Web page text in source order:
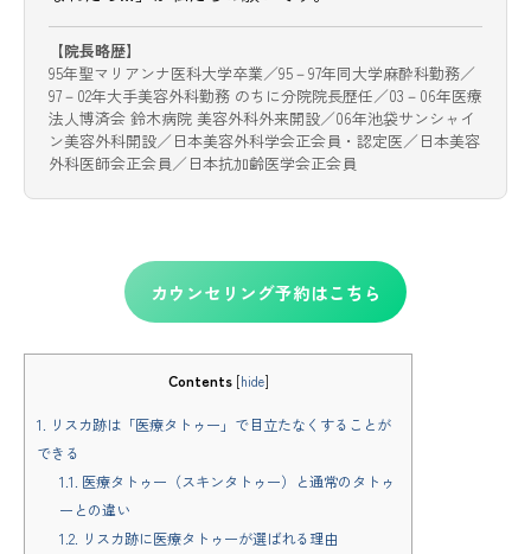
【院長略歴】
95年聖マリアンナ医科大学卒業／95－97年同大学麻酔科勤務／
97－02年大手美容外科勤務 のちに分院院長歴任／03－06年医療
法人博済会 鈴木病院 美容外科外来開設／06年池袋サンシャイ
ン美容外科開設／日本美容外科学会正会員・認定医／日本美容
外科医師会正会員／日本抗加齢医学会正会員
カウンセリング予約はこちら
Contents [hide]
1. リスカ跡は「医療タトゥー」で目立たなくすることが
できる
1.1. 医療タトゥー（スキンタトゥー）と通常のタトゥ
ーとの違い
1.2. リスカ跡に医療タトゥーが選ばれる理由